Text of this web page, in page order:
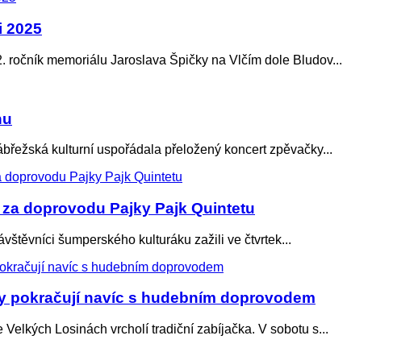
2025
ročník memoriálu Jaroslava Špičky na Vlčím dole Bludov...
kulturní uspořádala přeložený koncert zpěvačky...
doprovodu Pajky Pajk Quintetu
šumperského kulturáku zažili ve čtvrtek...
pokračují navíc s hudebním doprovodem
Velkých Losinách vrcholí tradiční zabíjačka. V sobotu s...